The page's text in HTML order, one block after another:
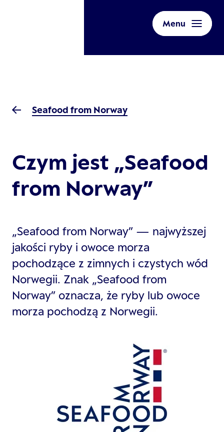
Menu
Seafood from Norway
Czym jest „Seafood
from Norway”
„Seafood from Norway” — najwyższej
jakości ryby i owoce morza
pochodzące z zimnych i czystych wód
Norwegii. Znak „Seafood from
Norway” oznacza, że ryby lub owoce
morza pochodzą z Norwegii.